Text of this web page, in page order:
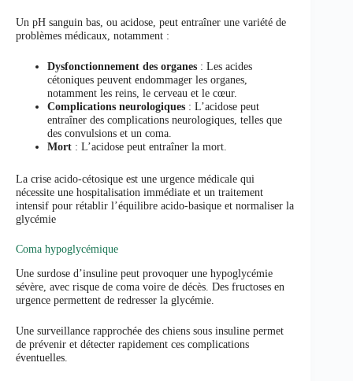
Un pH sanguin bas, ou acidose, peut entraîner une variété de
problèmes médicaux, notamment :
Dysfonctionnement des organes : Les acides
cétoniques peuvent endommager les organes,
notamment les reins, le cerveau et le cœur.
Complications neurologiques : L’acidose peut
entraîner des complications neurologiques, telles que
des convulsions et un coma.
Mort : L’acidose peut entraîner la mort.
La crise acido-cétosique est une urgence médicale qui
nécessite une hospitalisation immédiate et un traitement
intensif pour rétablir l’équilibre acido-basique et normaliser la
glycémie
Coma hypoglycémique
Une surdose d’insuline peut provoquer une hypoglycémie
sévère, avec risque de coma voire de décès. Des fructoses en
urgence permettent de redresser la glycémie.
Une surveillance rapprochée des chiens sous insuline permet
de prévenir et détecter rapidement ces complications
éventuelles.